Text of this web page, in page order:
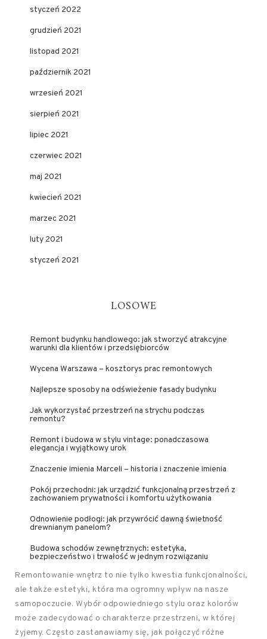
styczeń 2022
grudzień 2021
listopad 2021
październik 2021
wrzesień 2021
sierpień 2021
lipiec 2021
czerwiec 2021
maj 2021
kwiecień 2021
marzec 2021
luty 2021
styczeń 2021
LOSOWE
Remont budynku handlowego: jak stworzyć atrakcyjne
warunki dla klientów i przedsiębiorców
Wycena Warszawa – kosztorys prac remontowych
Najlepsze sposoby na odświeżenie fasady budynku
Jak wykorzystać przestrzeń na strychu podczas
remontu?
Remont i budowa w stylu vintage: ponadczasowa
elegancja i wyjątkowy urok
Znaczenie imienia Marceli – historia i znaczenie imienia
Pokój przechodni: jak urządzić funkcjonalną przestrzeń z
zachowaniem prywatności i komfortu użytkowania
Odnowienie podłogi: jak przywrócić dawną świetność
drewnianym panelom?
Budowa schodów zewnętrznych: estetyka,
bezpieczeństwo i trwałość w jednym rozwiązaniu
Remontowanie wnętrz to nie tylko kwestia funkcjonalności,
ale także estetyki, która ma ogromny wpływ na nasze
samopoczucie. Wybór odpowiedniego stylu oraz kolorów
może zadecydować o charakterze przestrzeni, w której
żyjemy. Często zastanawiamy się, jak połączyć różne